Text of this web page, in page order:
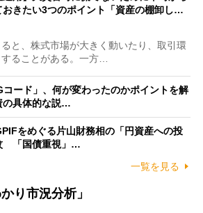
おきたい3つのポイント「資産の棚卸し…
と、株式市場が大きく動いたり、取引環
ることがある。一方…
ード」、何が変わったのかポイントを解
具体的な説…
をめぐる片山財務相の「円資産への投
「国債重視」…
一覧を見る
り市況分析」